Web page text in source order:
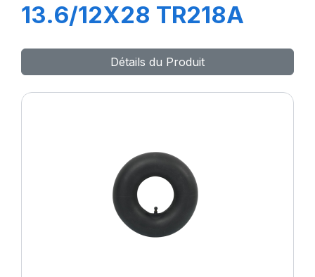
13.6/12X28 TR218A
Détails du Produit